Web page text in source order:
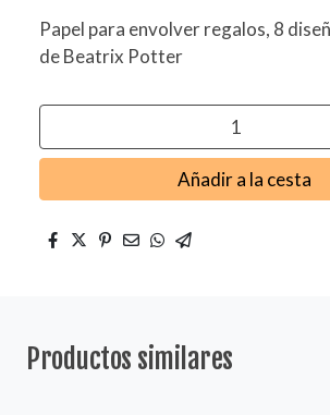
Papel para envolver regalos, 8
de Beatrix Potter
Añadir a la cesta
Productos similares